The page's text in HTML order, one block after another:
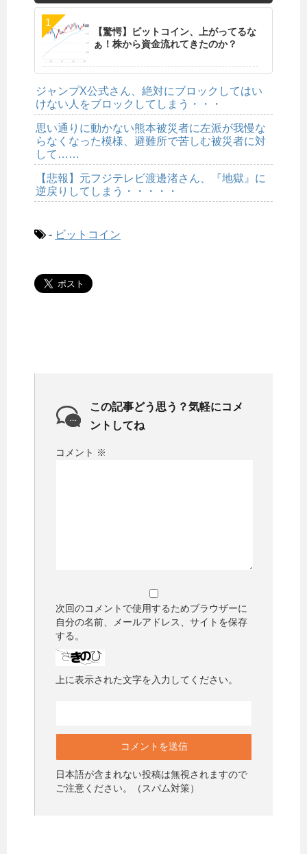
【驚愕】ビットコイン、上がってるな
ぁ！株から資金流れてきたのか？
ジャンプX公式さん、絶対にブロックしてはい
けない人をブロックしてしまう・・・
思い通りに動かない熊本被災者に左派が我慢な
らなくなった模様、避難所で苦しむ被災者に対
して……
【悲報】元フジテレビ渡邊渚さん、『地獄』に
逆戻りしてしまう・・・・・
- ビットコイン
この記事どう思う？気軽にコメ
ントしてね
コメント ※
次回のコメントで使用するためブラウザーに
自分の名前、メールアドレス、サイトを保存
する。
上に表示された文字を入力してください。
日本語が含まれない投稿は無視されますので
ご注意ください。（スパム対策）